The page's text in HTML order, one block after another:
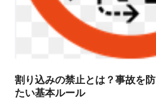
割り込みの禁止とは？事故を
たい基本ルール